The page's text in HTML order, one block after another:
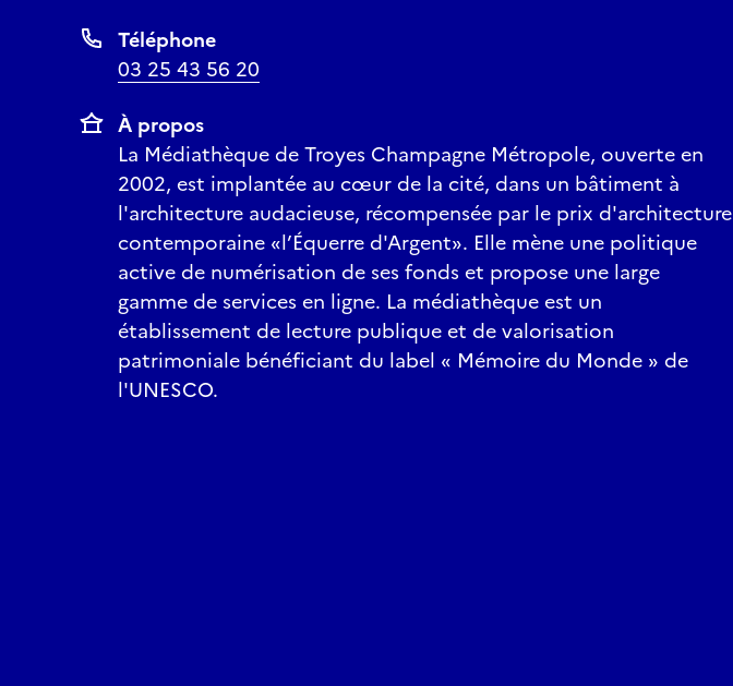
Téléphone
03 25 43 56 20
À propos
La Médiathèque de Troyes Champagne Métropole, ouverte en
2002, est implantée au cœur de la cité, dans un bâtiment à
l'architecture audacieuse, récompensée par le prix d'architecture
contemporaine «l’Équerre d'Argent». Elle mène une politique
active de numérisation de ses fonds et propose une large
gamme de services en ligne. La médiathèque est un
établissement de lecture publique et de valorisation
patrimoniale bénéficiant du label « Mémoire du Monde » de
l'UNESCO.